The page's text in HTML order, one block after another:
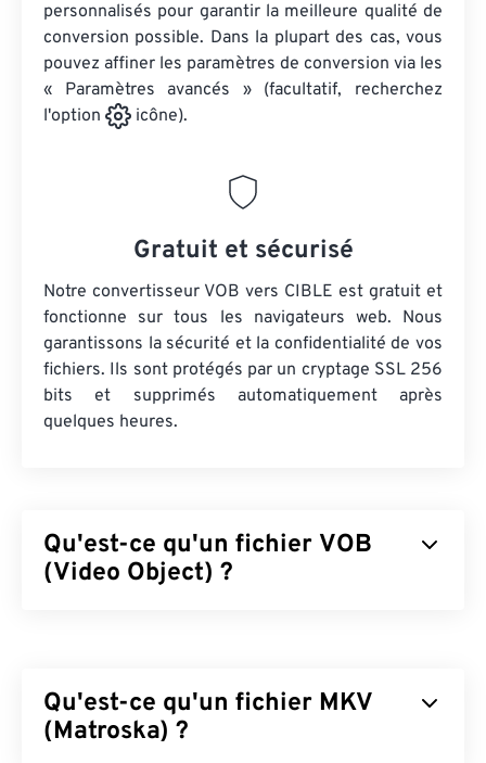
personnalisés pour garantir la meilleure qualité de
conversion possible. Dans la plupart des cas, vous
pouvez affiner les paramètres de conversion via les
« Paramètres avancés » (facultatif, recherchez
l'option
icône).
Gratuit et sécurisé
Notre convertisseur VOB vers CIBLE est gratuit et
fonctionne sur tous les navigateurs web. Nous
garantissons la sécurité et la confidentialité de vos
fichiers. Ils sont protégés par un cryptage SSL 256
bits et supprimés automatiquement après
quelques heures.
Qu'est-ce qu'un fichier VOB
(Video Object) ?
droit d'auteur bénéficient presque toujours d'une
protection contre la copie, comme le cryptage
Qu'est-ce qu'un fichier MKV
(Matroska) ?